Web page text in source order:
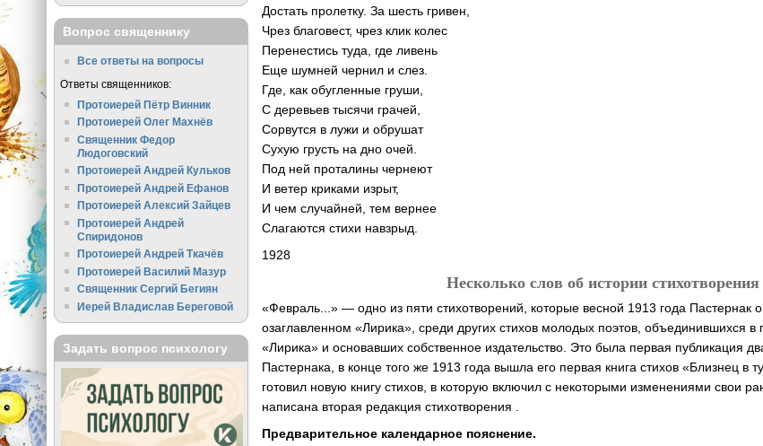
Достать пролетку. За шесть гривен,
Чрез благовест, чрез клик колес
Перенестись туда, где ливень
Еще шумней чернил и слез.
Где, как обугленные груши,
С деревьев тысячи грачей,
Сорвутся в лужи и обрушат
Сухую грусть на дно очей.
Под ней проталины чернеют
И ветер криками изрыт,
И чем случайней, тем вернее
Слагаются стихи навзрыд.
1928
Несколько слов об истории стихотворения
«Февраль...» — одно из пяти стихотворений, которые весной 1913 года Пастернак
озаглавленном «Лирика», среди других стихов молодых поэтов, объединившихся в
«Лирика» и основавших собственное издательство. Это была первая публикация
Пастернака, в конце того же 1913 года вышла его первая книга стихов «Близнец в
готовил новую книгу стихов, в которую включил с некоторыми изменениями свои
написана вторая редакция стихотворения .
Предварительное календарное пояснение.
Вопрос священнику
Все ответы на вопросы
Ответы священников:
Протоиерей Пётр Винник
Протоиерей Олег Махнёв
Священник Федор
Людоговский
Протоиерей Андрей Кульков
Протоиерей Андрей Ефанов
Протоиерей Алексий Зайцев
Протоиерей Андрей
Спиридонов
Протоиерей Андрей Ткачёв
Протоиерей Василий Мазур
Священник Сергий Бегиян
Иерей Владислав Береговой
Задать вопрос психологу